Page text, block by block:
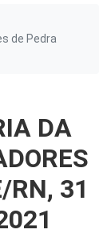
de Pedra
DA
RN, 31